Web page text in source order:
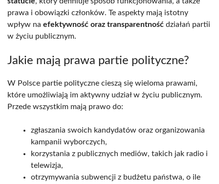
prawa i obowiązki członków. Te aspekty mają istotny
wpływ na efektywność oraz transparentność działań partii
w życiu publicznym.
Jakie mają prawa partie polityczne?
W Polsce partie polityczne cieszą się wieloma prawami,
które umożliwiają im aktywny udział w życiu publicznym.
Przede wszystkim mają prawo do:
zgłaszania swoich kandydatów oraz organizowania
kampanii wyborczych,
korzystania z publicznych mediów, takich jak radio i
telewizja,
otrzymywania subwencji z budżetu państwa, o ile